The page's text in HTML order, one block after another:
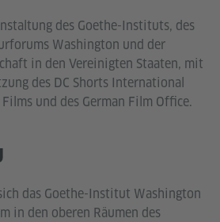
des Goethe-Instituts, des
Washington und der
in den Vereinigten Staaten, mit
des DC Shorts International
und des German Film Office.
das Goethe-Institut Washington
in den oberen Räumen des